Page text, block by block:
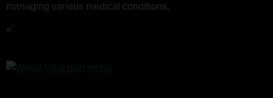
managing various medical conditions.
«`